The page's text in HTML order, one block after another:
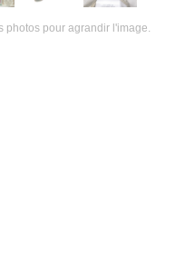
photos pour agrandir l'image.